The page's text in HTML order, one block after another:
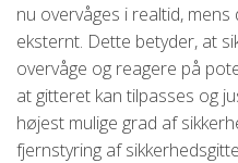
nu overvåges i realtid,
eksternt. Dette betyder, at
overvåge og reagere på
at gitteret kan tilpasses og
højest mulige grad af
fjernstyring af